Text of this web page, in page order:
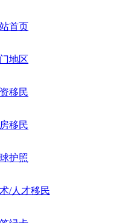
首页
地区
移民
移民
护照
/人才移民